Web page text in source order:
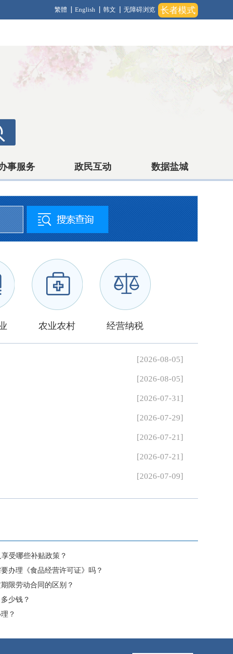
长者模式
繁體 English 韩文 无障碍浏览
事服务 政民互动 数据盐城
农业农村 经营纳税
[2026-08-05]
[2026-08-05]
[2026-07-31]
[2026-07-29]
[2026-07-21]
[2026-07-21]
[2026-07-09]